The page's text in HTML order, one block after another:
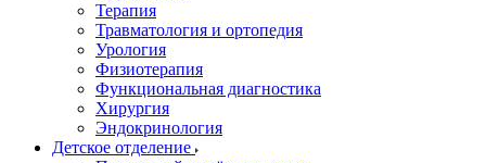
Терапия
Травматология и ортопедия
Урология
Физиотерапия
Функциональная диагностика
Хирургия
Эндокринология
Детское отделение